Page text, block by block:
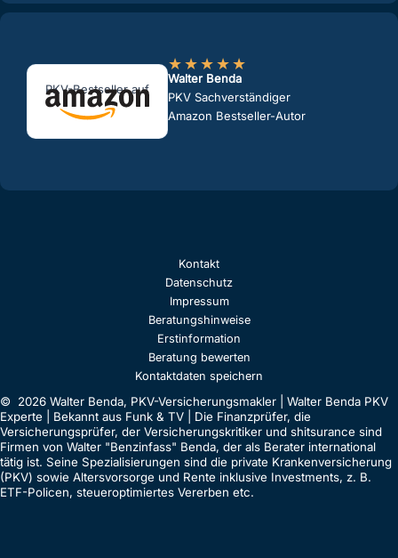
PKV-Bestseller auf
★★★★★
Walter Benda
PKV Sachverständiger
Amazon Bestseller-Autor
Kontakt
Datenschutz
Impressum
Beratungshinweise
Erstinformation
Beratung bewerten
Kontaktdaten speichern
© 2026 Walter Benda, PKV-Versicherungsmakler | Walter Benda PKV
Experte | Bekannt aus Funk & TV | Die Finanzprüfer, die
Versicherungsprüfer, der Versicherungskritiker und shitsurance sind
Firmen von Walter "Benzinfass" Benda, der als Berater international
tätig ist. Seine Spezialisierungen sind die private Krankenversicherung
(PKV) sowie Altersvorsorge und Rente inklusive Investments, z. B.
ETF-Policen, steueroptimiertes Vererben etc.